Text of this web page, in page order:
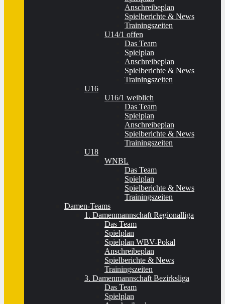
Anschreibeplan
Spielberichte & News
Trainingszeiten
U14/1 offen
Das Team
Spielplan
Anschreibeplan
Spielberichte & News
Trainingszeiten
U16
U16/1 weiblich
Das Team
Spielplan
Anschreibeplan
Spielberichte & News
Trainingszeiten
U18
WNBL
Das Team
Spielplan
Spielberichte & News
Trainingszeiten
Damen-Teams
1. Damenmannschaft Regionalliga
Das Team
Spielplan
Spielplan WBV-Pokal
Anschreibeplan
Spielberichte & News
Trainingszeiten
3. Damenmannschaft Bezirksliga
Das Team
Spielplan